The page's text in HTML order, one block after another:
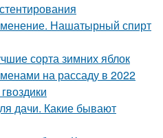
Нашатырный спирт
сорта зимних яблок
на рассаду в 2022
дачи. Какие бывают